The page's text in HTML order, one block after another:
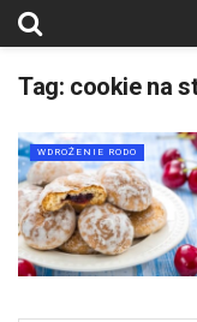
Tag: cookie na
WDROŻENIE RODO